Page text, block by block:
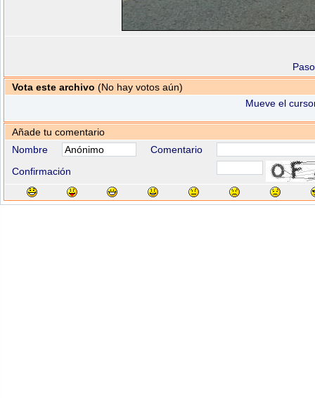
Vota este archivo (No hay votos aún)
Mueve el
Añade tu comentario
Nombre
Comentario
Confirmación